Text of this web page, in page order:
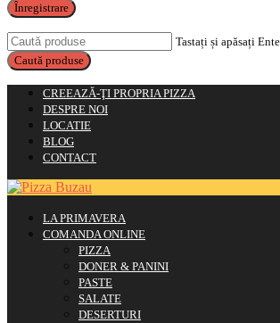
Înregistrare
Tastați și apăsați
CREEAZĂ-ŢI PROPRIA PIZZA
DESPRE NOI
LOCATIE
BLOG
CONTACT
LA PRIMAVERA
COMANDA ONLINE
PIZZA
DONER & PANINI
PASTE
SALATE
DESERTURI